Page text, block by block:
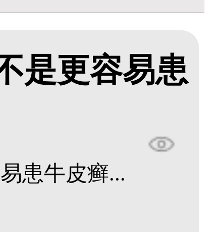
是更容易患
患牛皮癣...